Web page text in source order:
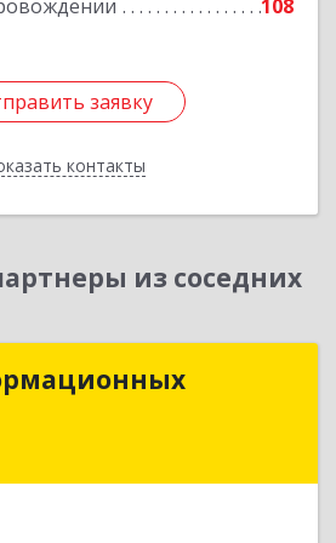
108
заявку
контакты
заявку
Назад
из соседних
информационных